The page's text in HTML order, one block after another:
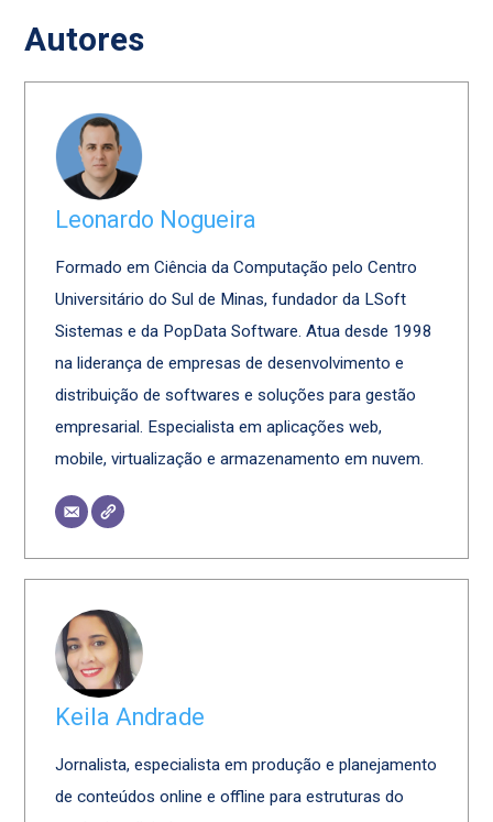
Autores
Leonardo Nogueira
Formado em Ciência da Computação pelo Centro
Universitário do Sul de Minas, fundador da LSoft
Sistemas e da PopData Software. Atua desde 1998
na liderança de empresas de desenvolvimento e
distribuição de softwares e soluções para gestão
empresarial. Especialista em aplicações web,
mobile, virtualização e armazenamento em nuvem.
Keila Andrade
Jornalista, especialista em produção e planejamento
de conteúdos online e offline para estruturas do